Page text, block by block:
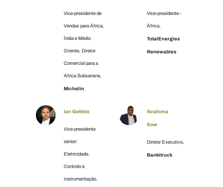
Vice-presidente de
Vendas para África,
Índia e Médio
Oriente, Diretor
Comercial para a
África Subsariana,
Michelin
Vice-presidente -
África,
TotalEnergies
Renewables
Ian Gebbie
Vice-presidente
sénior:
Eletricidade,
Controlo e
Instrumentação,
Ibrahima
Sow
Diretor Executivo,
Bankitruck